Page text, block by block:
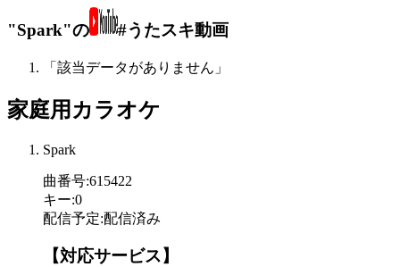
"Spark"の #うたスキ動画
「該当データがありません」
家庭用カラオケ
Spark
曲番号:615422
キー:0
配信予定:配信済み
【対応サービス】